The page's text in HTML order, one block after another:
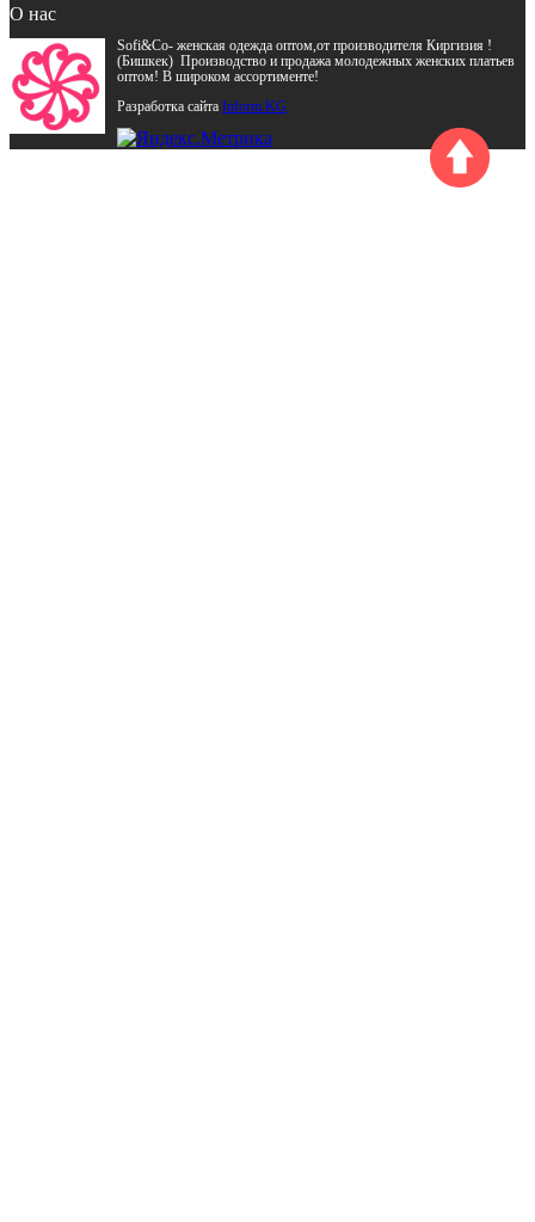
О нас
Sofi&Co- женская одежда оптом,от производителя Киргизия !
(Бишкек) Производство и продажа молодежных женских платьев
оптом! В широком ассортименте!
Разработка сайта Inform.KG